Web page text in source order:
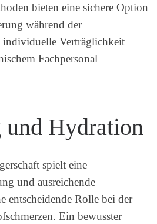
bieten eine sichere Option
während der
individuelle Verträglichkeit
Fachpersonal
und Hydration
spielt eine
und ausreichende
entscheidende Rolle bei der
Ein bewusster